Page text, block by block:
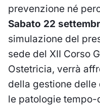
prevenzione né
Sabato 22
simulazione del
sede del XII Corso
Ostetricia, verrà
della gestione
le patologie